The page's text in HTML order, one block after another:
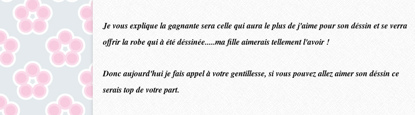
Je vous explique la gagnante sera celle qui aura le plus de j'aime pour son déssin et se verra
offrir la robe qui à été déssinée.....ma fille aimerais tellement l'avoir !
Donc aujourd'hui je fais appel à votre gentillesse, si vous pouvez allez aimer son déssin ce
serais top de votre part.